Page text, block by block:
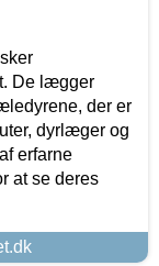
De lægger
der er
dyrlæger og
erfarne
at se deres